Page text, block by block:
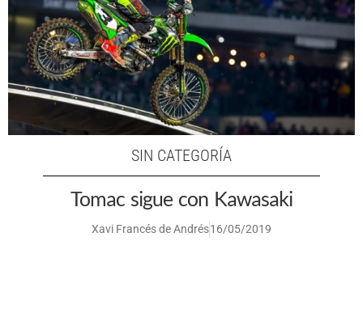
SIN CATEGORÍA
Tomac sigue con Kawasaki
Xavi Francés de Andrés16/05/2019